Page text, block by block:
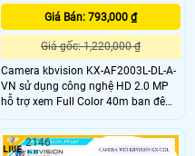
Giá Bán: 793,000 ₫
Giá gốc: 1,220,000 ₫
Camera kbvision KX-AF2003L-DL-A-
VN sử dụng công nghệ HD 2.0 MP
hỗ trợ xem Full Color 40m ban đêm.
Thiết kế độc đáo cho nhà xưởng,
kho hàng lắp đặt ngoài trời đảm
bảo hình ảnh rõ nét. Camera
2146